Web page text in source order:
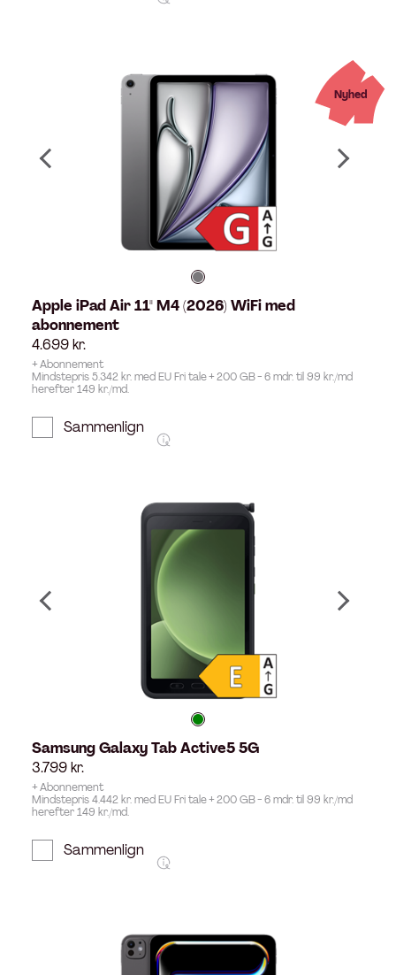
Nyhed
Apple iPad Air 11" M4 (2026) WiFi med
abonnement
4.699kr.
+ Abonnement
Mindstepris 5.342 kr. med EU Fri tale + 200 GB - 6 mdr. til 99 kr./md
herefter 149 kr./md.
Sammenlign
Samsung Galaxy Tab Active5 5G
3.799kr.
+ Abonnement
Mindstepris 4.442 kr. med EU Fri tale + 200 GB - 6 mdr. til 99 kr./md
herefter 149 kr./md.
Sammenlign